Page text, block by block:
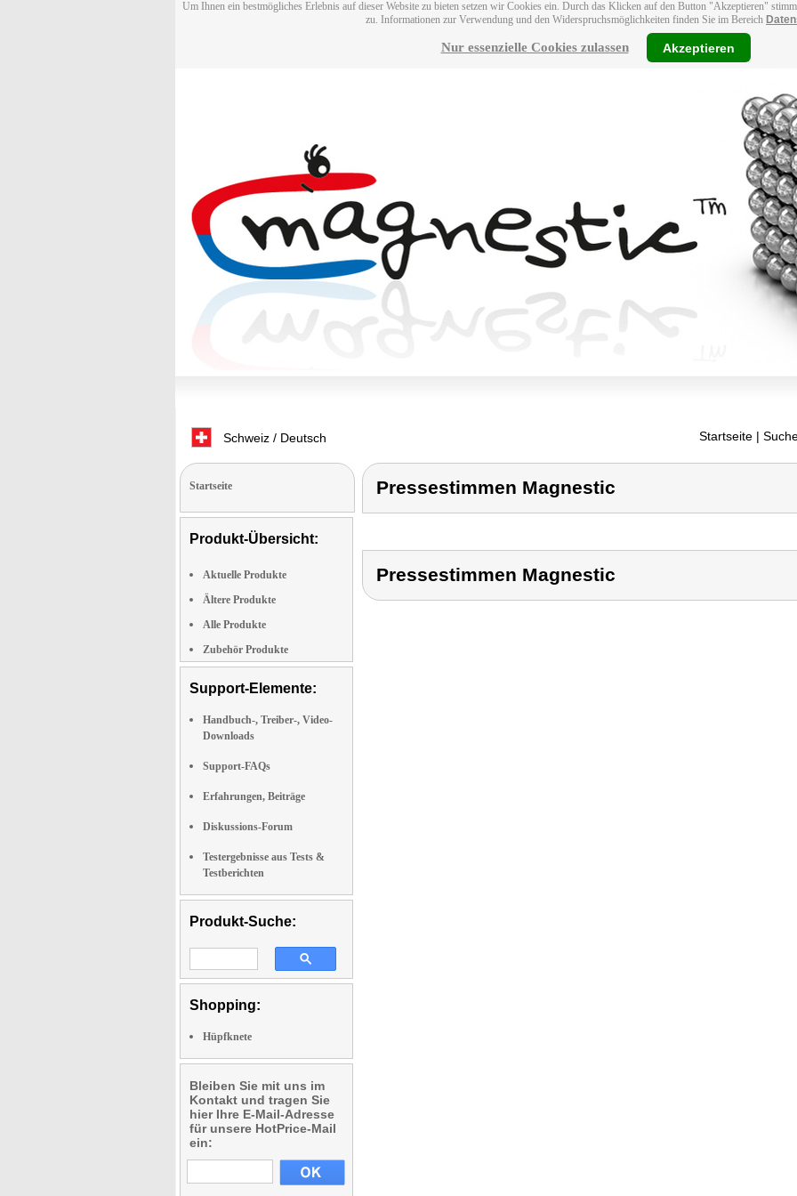
Um Ihnen ein bestmögliches Erlebnis auf dieser Website zu bieten setzen wir Cookies ein. Durch das Klicken auf den Button "Akzeptieren"
zu. Informationen zur Verwendung und den Widerspruchsmöglichkeiten finden Sie im Bereich
Nur essenzielle Cookies zulassen Akzeptieren
Schweiz / Deutsch Startseite |
Startseite
Produkt-Übersicht:
Aktuelle Produkte
Ältere Produkte
Alle Produkte
Zubehör Produkte
Support-Elemente:
Handbuch-, Treiber-, Video-
Downloads
Support-FAQs
Erfahrungen, Beiträge
Diskussions-Forum
Testergebnisse aus Tests &
Testberichten
Produkt-Suche:
Shopping:
Hüpfknete
Bleiben Sie mit uns im
Kontakt und tragen Sie
hier Ihre E-Mail-Adresse
für unsere HotPrice-Mail
ein:
Pressestimmen Magnestic
Pressestimmen Magnestic